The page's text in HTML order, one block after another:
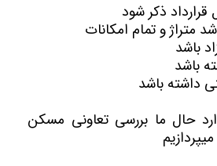
باشد
حال ما بررسی تعاونی مسکن